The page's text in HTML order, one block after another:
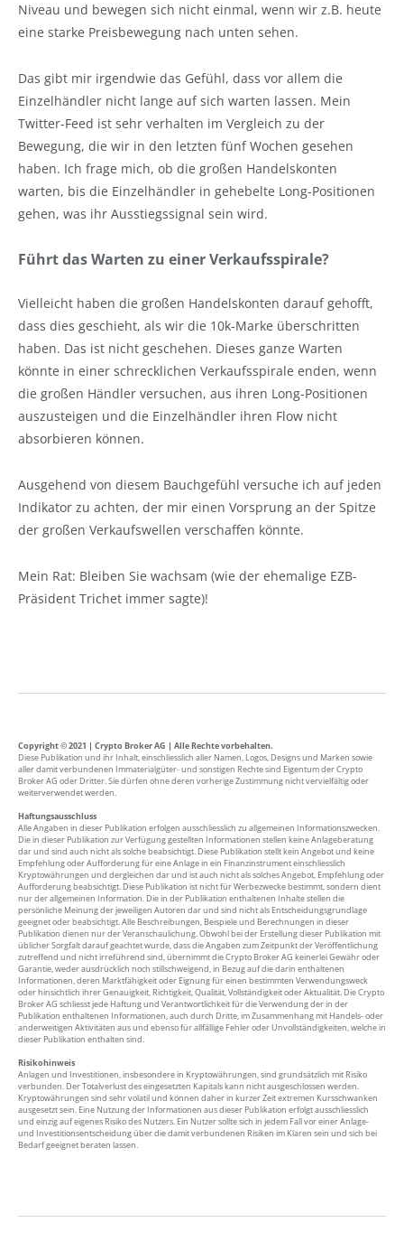
Niveau und bewegen sich nicht einmal, wenn wir z.B. heute
eine starke Preisbewegung nach unten sehen.
Das gibt mir irgendwie das Gefühl, dass vor allem die
Einzelhändler nicht lange auf sich warten lassen. Mein
Twitter-Feed ist sehr verhalten im Vergleich zu der
Bewegung, die wir in den letzten fünf Wochen gesehen
haben. Ich frage mich, ob die großen Handelskonten
warten, bis die Einzelhändler in gehebelte Long-Positionen
gehen, was ihr Ausstiegssignal sein wird.
Führt das Warten zu einer Verkaufsspirale?
Vielleicht haben die großen Handelskonten darauf gehofft,
dass dies geschieht, als wir die 10k-Marke überschritten
haben. Das ist nicht geschehen. Dieses ganze Warten
könnte in einer schrecklichen Verkaufsspirale enden, wenn
die großen Händler versuchen, aus ihren Long-Positionen
auszusteigen und die Einzelhändler ihren Flow nicht
absorbieren können.
Ausgehend von diesem Bauchgefühl versuche ich auf jeden
Indikator zu achten, der mir einen Vorsprung an der Spitze
der großen Verkaufswellen verschaffen könnte.
Mein Rat: Bleiben Sie wachsam (wie der ehemalige EZB-
Präsident Trichet immer sagte)!
Copyright © 2021 | Crypto Broker AG | Alle Rechte vorbehalten.
Diese Publikation und ihr Inhalt, einschliesslich aller Namen, Logos, Designs und Marken sowie
aller damit verbundenen Immaterialgüter- und sonstigen Rechte sind Eigentum der Crypto
Broker AG oder Dritter. Sie dürfen ohne deren vorherige Zustimmung nicht vervielfältig oder
weiterverwendet werden.
Haftungsausschluss
Alle Angaben in dieser Publikation erfolgen ausschliesslich zu allgemeinen Informationszwecken.
Die in dieser Publikation zur Verfügung gestellten Informationen stellen keine Anlageberatung
dar und sind auch nicht als solche beabsichtigt. Diese Publikation stellt kein Angebot und keine
Empfehlung oder Aufforderung für eine Anlage in ein Finanzinstrument einschliesslich
Kryptowährungen und dergleichen dar und ist auch nicht als solches Angebot, Empfehlung oder
Aufforderung beabsichtigt. Diese Publikation ist nicht für Werbezwecke bestimmt, sondern dient
nur der allgemeinen Information. Die in der Publikation enthaltenen Inhalte stellen die
persönliche Meinung der jeweiligen Autoren dar und sind nicht als Entscheidungsgrundlage
geeignet oder beabsichtigt. Alle Beschreibungen, Beispiele und Berechnungen in dieser
Publikation dienen nur der Veranschaulichung. Obwohl bei der Erstellung dieser Publikation mit
üblicher Sorgfalt darauf geachtet wurde, dass die Angaben zum Zeitpunkt der Veröffentlichung
zutreffend und nicht irreführend sind, übernimmt die Crypto Broker AG keinerlei Gewähr oder
Garantie, weder ausdrücklich noch stillschweigend, in Bezug auf die darin enthaltenen
Informationen, deren Marktfähigkeit oder Eignung für einen bestimmten Verwendungsweck
oder hinsichtlich ihrer Genauigkeit, Richtigkeit, Qualität, Vollständigkeit oder Aktualität. Die Crypto
Broker AG schliesst jede Haftung und Verantwortlichkeit für die Verwendung der in der
Publikation enthaltenen Informationen, auch durch Dritte, im Zusammenhang mit Handels- oder
anderweitigen Aktivitäten aus und ebenso für allfällige Fehler oder Unvollständigkeiten, welche in
dieser Publikation enthalten sind.
Risikohinweis
Anlagen und Investitionen, insbesondere in Kryptowährungen, sind grundsätzlich mit Risiko
verbunden. Der Totalverlust des eingesetzten Kapitals kann nicht ausgeschlossen werden.
Kryptowährungen sind sehr volatil und können daher in kurzer Zeit extremen Kursschwanken
ausgesetzt sein. Eine Nutzung der Informationen aus dieser Publikation erfolgt ausschliesslich
und einzig auf eigenes Risiko des Nutzers. Ein Nutzer sollte sich in jedem Fall vor einer Anlage-
und Investitionsentscheidung über die damit verbundenen Risiken im Klaren sein und sich bei
Bedarf geeignet beraten lassen.